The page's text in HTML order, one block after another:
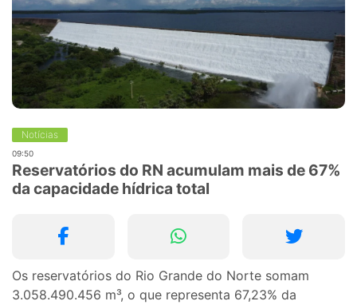
Notícias
09:50
Reservatórios do RN acumulam mais de 67%
da capacidade hídrica total
Os reservatórios do Rio Grande do Norte somam
3.058.490.456 m³, o que representa 67,23% da